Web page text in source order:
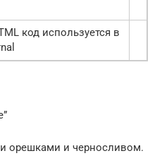
код используется в
орешками и черносливом.